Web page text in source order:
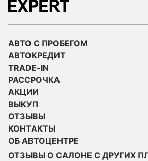
АВТО С ПРОБЕГОМ
АВТОКРЕДИТ
TRADE-IN
РАССРОЧКА
АКЦИИ
ВЫКУП
ОТЗЫВЫ
КОНТАКТЫ
ОБ АВТОЦЕНТРЕ
ОТЗЫВЫ О САЛОНЕ С ДРУГИХ